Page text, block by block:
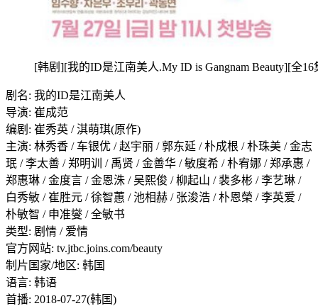
[韩剧][我的ID是江南美人.My ID is Gangnam Beauty][全
剧名: 我的ID是江南美人
导演: 崔成范
编剧: 崔秀英 / 淇萌琪(原作)
主演: 林秀香 / 车银优 / 赵宇丽 / 郭东延 / 朴成根 / 朴珠美 / 金志
珉 / 李太善 / 郑明训 / 禹贤 / 金善华 / 敏度希 / 朴宥娜 / 郑承惠 /
郑惠琳 / 金度言 / 金恩洙 / 吴熙俊 / 柳起山 / 裴多彬 / 李艺琳 /
白秀敏 / 崔胜元 / 徐智蕙 / 池相赫 / 张浚浩 / 朴恩榮 / 李英爱 /
朴敏智 / 申准燮 / 全敏书
类型: 剧情 / 爱情
官方网站: tv.jtbc.joins.com/beauty
制片国家/地区: 韩国
语言: 韩语
首播: 2018-07-27(韩国)